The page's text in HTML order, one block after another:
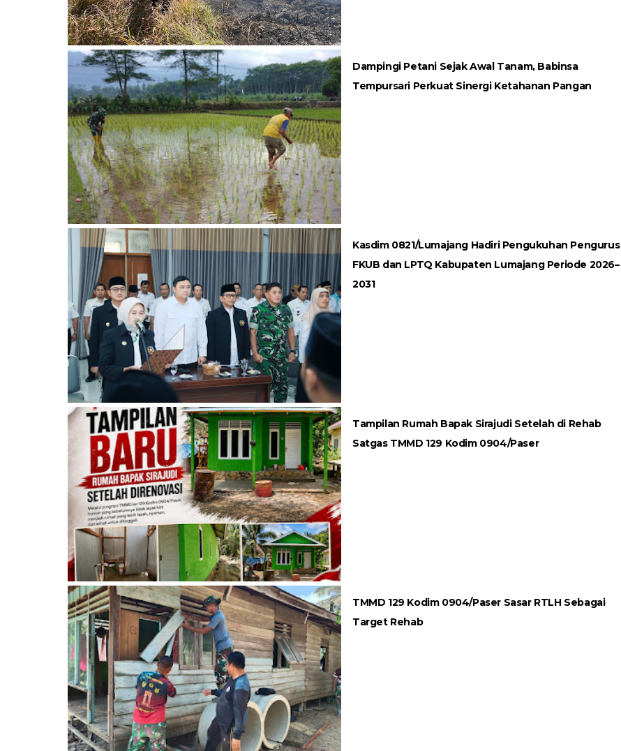
Dampingi Petani Sejak Awal Tanam, Babinsa
Tempursari Perkuat Sinergi Ketahanan Pangan
Kasdim 0821/Lumajang Hadiri Pengukuhan Pengurus
FKUB dan LPTQ Kabupaten Lumajang Periode 2026–
2031
Tampilan Rumah Bapak Sirajudi Setelah di Rehab
Satgas TMMD 129 Kodim 0904/Paser
TMMD 129 Kodim 0904/Paser Sasar RTLH Sebagai
Target Rehab